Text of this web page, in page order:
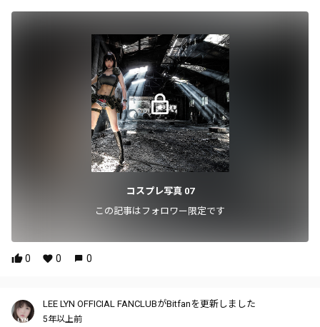
コスプレ写真 07
この記事はフォロワー限定です
0 0 0
LEE LYN OFFICIAL FANCLUBがBitfanを更新しました
5年以上前